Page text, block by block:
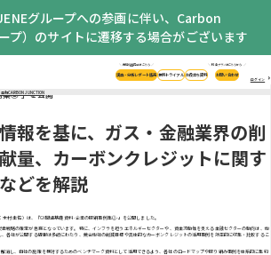
グループへの参画に伴い、Carbon
プ）のサイトに遷移する場合がございます
＼ 市場調査結果はこちら ／
調査・分析レポート販売 無料トライアル お役立ち資料
＼ 料金プランはこちらから ／
お問い合わせ
ログイン
登録CARBON JUNCTION
集②-」を公開
報を基に、ガス・金融業界の削
量、カーボンクレジットに関す
どを解説
村 圭佑）は、『GX関連基礎資料 -企業の取組事例集②-』を公開しました。
戦略の策定が急務となっています。特に、インフラを担うエネルギーセクターや、資金流動性を支える金融セクターの動向は、他
各社が公開する情報は多岐にわたり、競合他社の削減目標や具体的なカーボンクレジットの活用事例を効率的に収集・比較するこ
消し、自社の施策を検討するためのベンチマーク資料として活用できるよう、各社のロードマップや取り組み事例を体系的に集約